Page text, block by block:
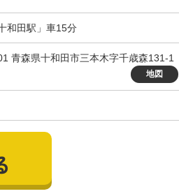
和田駅」車15分
青森県十和田市三本木字千歳森131-1
地図